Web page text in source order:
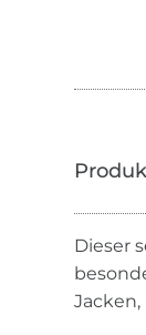
Dieser
Jacken,